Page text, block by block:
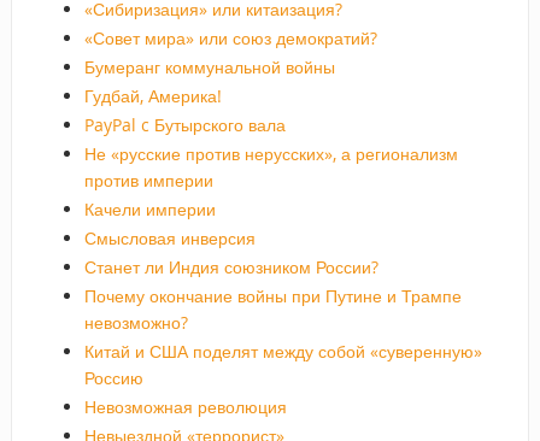
«Сибиризация» или китаизация?
«Совет мира» или союз демократий?
Бумеранг коммунальной войны
Гудбай, Америка!
PayPal c Бутырского вала
Не «русские против нерусских», а регионализм
против империи
Качели империи
Смысловая инверсия
Станет ли Индия союзником России?
Почему окончание войны при Путине и Трампе
невозможно?
Китай и США поделят между собой «суверенную»
Россию
Невозможная революция
Невыездной «террорист»